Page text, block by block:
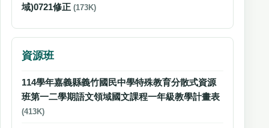
域)0721修正 (173K)
資源班
114學年嘉義縣義竹國民中學特殊教育分散式資源
班第一二學期語文領域國文課程一年級教學計畫表
(413K)